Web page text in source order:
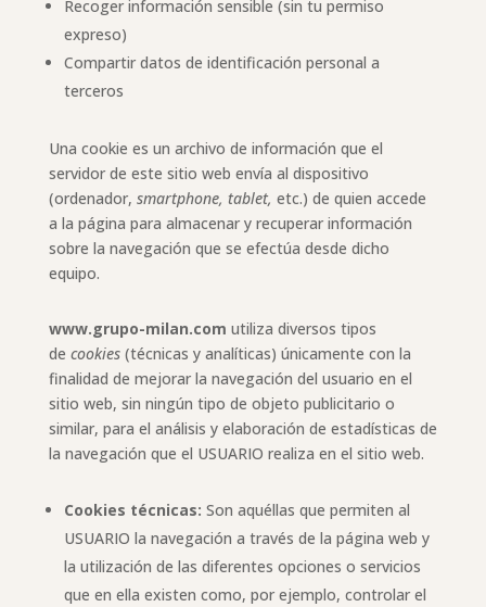
Recoger información sensible (sin tu permiso
expreso)
Compartir datos de identificación personal a
terceros
Una cookie es un archivo de información que el
servidor de este sitio web envía al dispositivo
(ordenador, smartphone, tablet, etc.) de quien accede
a la página para almacenar y recuperar información
sobre la navegación que se efectúa desde dicho
equipo.
www.grupo-milan.com utiliza diversos tipos
de cookies (técnicas y analíticas) únicamente con la
finalidad de mejorar la navegación del usuario en el
sitio web, sin ningún tipo de objeto publicitario o
similar, para el análisis y elaboración de estadísticas de
la navegación que el USUARIO realiza en el sitio web.
Cookies técnicas: Son aquéllas que permiten al
USUARIO la navegación a través de la página web y
la utilización de las diferentes opciones o servicios
que en ella existen como, por ejemplo, controlar el